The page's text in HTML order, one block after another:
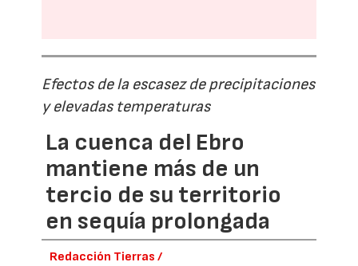
Efectos de la escasez de precipitaciones
y elevadas temperaturas
La cuenca del Ebro
mantiene más de un
tercio de su territorio
en sequía prolongada
Redacción Tierras /